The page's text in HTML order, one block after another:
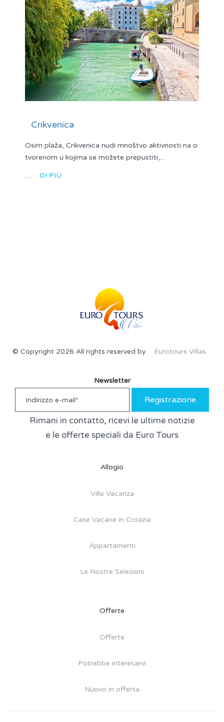
Crikvenica
Osim plaža, Crikvenica nudi mnoštvo aktivnosti na o
tvorenom u kojima se možete prepustiti,...
… DI PIÙ
© Copyright 2026 All rights reserved by Eurotours Villas
Newsletter
Registrazione
Rimani in contatto, ricevi le ultime notizie
e le offerte speciali da Euro Tours
Allogio
Ville Vacanza
Case Vacane in Croazia
Appartamenti
Le Nostre Selezioni
Offerte
Offerte
Potrebbe interesarvi
Nuovo in offerta